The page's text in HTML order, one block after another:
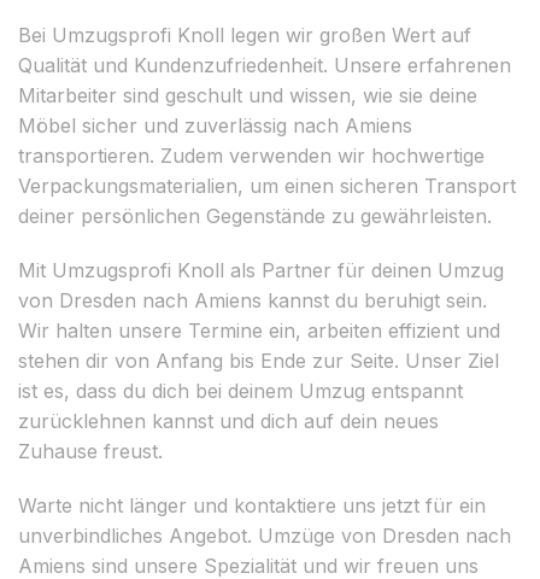
Bei Umzugsprofi Knoll legen wir großen Wert auf
Qualität und Kundenzufriedenheit. Unsere erfahrenen
Mitarbeiter sind geschult und wissen, wie sie deine
Möbel sicher und zuverlässig nach Amiens
transportieren. Zudem verwenden wir hochwertige
Verpackungsmaterialien, um einen sicheren Transport
deiner persönlichen Gegenstände zu gewährleisten.
Mit Umzugsprofi Knoll als Partner für deinen Umzug
von Dresden nach Amiens kannst du beruhigt sein.
Wir halten unsere Termine ein, arbeiten effizient und
stehen dir von Anfang bis Ende zur Seite. Unser Ziel
ist es, dass du dich bei deinem Umzug entspannt
zurücklehnen kannst und dich auf dein neues
Zuhause freust.
Warte nicht länger und kontaktiere uns jetzt für ein
unverbindliches Angebot. Umzüge von Dresden nach
Amiens sind unsere Spezialität und wir freuen uns